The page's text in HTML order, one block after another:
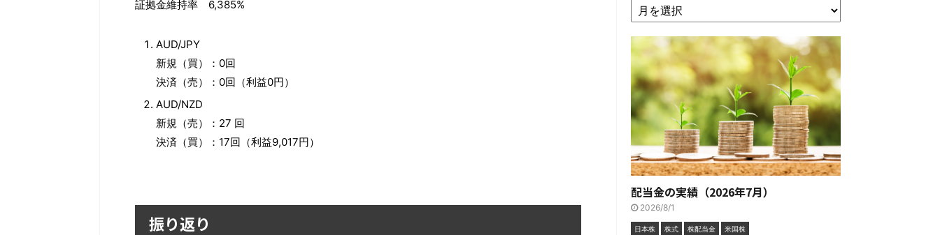
証拠金維持率 6,385%
AUD/JPY
新規（買）：0回
決済（売）：0回（利益0円）
AUD/NZD
新規（売）：27 回
決済（買）：17回（利益9,017円）
振り返り
配当金の実績（2026年7月）
2026/8/1
日本株 株式 株配当金 米国株